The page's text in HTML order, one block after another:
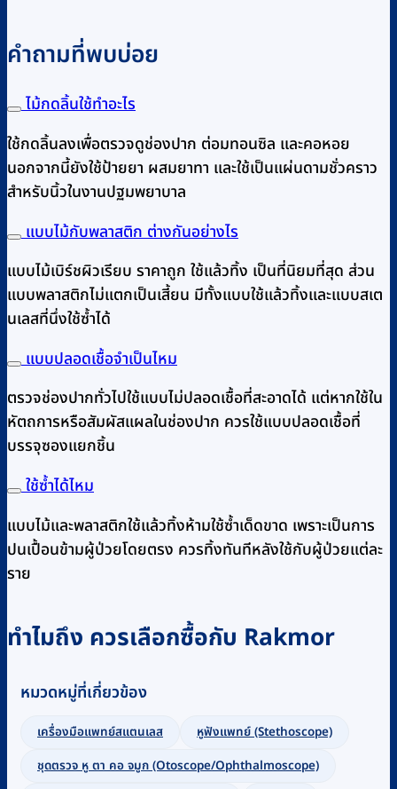
คำถามที่พบบ่อย
ไม้กดลิ้นใช้ทำอะไร
ใช้กดลิ้นลงเพื่อตรวจดูช่องปาก ต่อมทอนซิล และคอหอย
นอกจากนี้ยังใช้ป้ายยา ผสมยาทา และใช้เป็นแผ่นดามชั่วคราว
สำหรับนิ้วในงานปฐมพยาบาล
แบบไม้กับพลาสติก ต่างกันอย่างไร
แบบไม้เบิร์ชผิวเรียบ ราคาถูก ใช้แล้วทิ้ง เป็นที่นิยมที่สุด ส่วน
แบบพลาสติกไม่แตกเป็นเสี้ยน มีทั้งแบบใช้แล้วทิ้งและแบบสเต
นเลสที่นึ่งใช้ซ้ำได้
แบบปลอดเชื้อจำเป็นไหม
ตรวจช่องปากทั่วไปใช้แบบไม่ปลอดเชื้อที่สะอาดได้ แต่หากใช้ใน
หัตถการหรือสัมผัสแผลในช่องปาก ควรใช้แบบปลอดเชื้อที่
บรรจุซองแยกชิ้น
ใช้ซ้ำได้ไหม
แบบไม้และพลาสติกใช้แล้วทิ้งห้ามใช้ซ้ำเด็ดขาด เพราะเป็นการ
ปนเปื้อนข้ามผู้ป่วยโดยตรง ควรทิ้งทันทีหลังใช้กับผู้ป่วยแต่ละ
ราย
ทำไมถึง ควรเลือกซื้อกับ Rakmor
หมวดหมู่ที่เกี่ยวข้อง
เครื่องมือแพทย์สแตนเลส
หูฟังแพทย์ (Stethoscope)
ชุดตรวจ หู ตา คอ จมูก (Otoscope/Ophthalmoscope)